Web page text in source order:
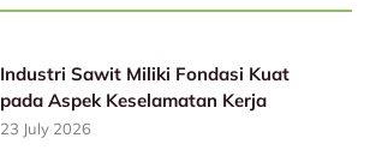
Industri Sawit Miliki Fondasi Kuat
pada Aspek Keselamatan Kerja
23 July 2026